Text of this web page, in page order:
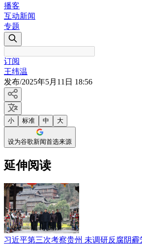
播客
互动新闻
专题
订阅
王纬温
发布/2025年5月11日 18:56
小 标准 中 大
设为谷歌新闻首选来源
延伸阅读
习近平第三次考察贵州 未调研反腐阴